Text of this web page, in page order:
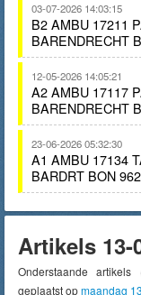
03-07-2026 14:03:15
B2 AMBU 17211
BARENDRECHT
12-05-2026 14:05:21
A2 AMBU 17117
BARENDRECHT
23-06-2026 05:32:30
A1 AMBU 17134
BARDRT BON
Artikels 13-
Onderstaande
geplaatst opmaandag